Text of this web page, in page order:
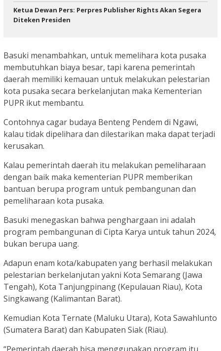
Ketua Dewan Pers: Perpres Publisher Rights Akan Segera
Diteken Presiden
Basuki menambahkan, untuk memelihara kota pusaka
membutuhkan biaya besar, tapi karena pemerintah
daerah memiliki kemauan untuk melakukan pelestarian
kota pusaka secara berkelanjutan maka Kementerian
PUPR ikut membantu.
Contohnya cagar budaya Benteng Pendem di Ngawi,
kalau tidak dipelihara dan dilestarikan maka dapat terjadi
kerusakan.
Kalau pemerintah daerah itu melakukan pemeliharaan
dengan baik maka kementerian PUPR memberikan
bantuan berupa program untuk pembangunan dan
pemeliharaan kota pusaka.
Basuki menegaskan bahwa penghargaan ini adalah
program pembangunan di Cipta Karya untuk tahun 2024,
bukan berupa uang.
Adapun enam kota/kabupaten yang berhasil melakukan
pelestarian berkelanjutan yakni Kota Semarang (Jawa
Tengah), Kota Tanjungpinang (Kepulauan Riau), Kota
Singkawang (Kalimantan Barat).
Kemudian Kota Ternate (Maluku Utara), Kota Sawahlunto
(Sumatera Barat) dan Kabupaten Siak (Riau).